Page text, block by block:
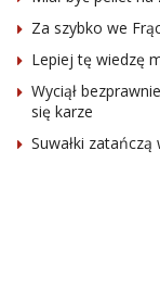
Za szybko we
Lepiej tę wiedzę
Wyciął
się karze
Suwałki